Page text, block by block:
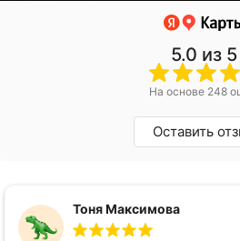
5.0 из 5
На основе 248
Оставить
Тоня Максимова